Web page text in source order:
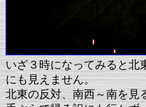
いざ３時になってみると北
にも見えません。
北東の反対、南西～南を見